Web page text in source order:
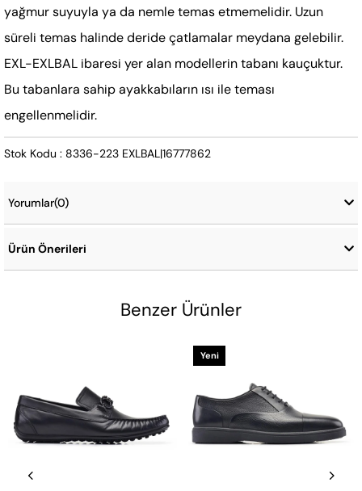
yağmur suyuyla ya da nemle temas etmemelidir. Uzun
süreli temas halinde deride çatlamalar meydana gelebilir.
EXL-EXLBAL ibaresi yer alan modellerin tabanı kauçuktur.
Bu tabanlara sahip ayakkabıların ısı ile teması
engellenmelidir.
Stok Kodu : 8336-223 EXLBAL|16777862
Yorumlar(0)
Ürün Önerileri
Benzer Ürünler
Yeni